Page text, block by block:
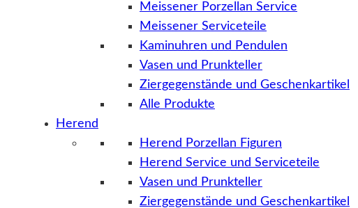
Meissener Porzellan Service
Meissener Serviceteile
Kaminuhren und Pendulen
Vasen und Prunkteller
Ziergegenstände und Geschenkartikel
Alle Produkte
Herend
Herend Porzellan Figuren
Herend Service und Serviceteile
Vasen und Prunkteller
Ziergegenstände und Geschenkartikel